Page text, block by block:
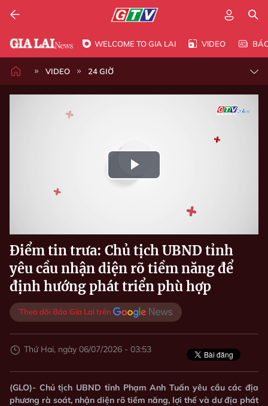
WELCOME TO GIA LAI VIDEO
VIDEO 24 GIỜ
Play
Điểm tin trưa: Chủ tịch UBND tỉnh
yêu cầu nhận diện rõ tiềm năng để
định hướng phát triển phù hợp
Theo dõi Báo Gia Lai trên
Thứ Hai, ngày 06/07/2026 - 03:53
(GLO)- Chủ tịch UBND tỉnh Phạm Anh Tuấn yêu cầu các địa
phương rà soát, nhận diện rõ tiềm năng, lợi thế và dư địa phát